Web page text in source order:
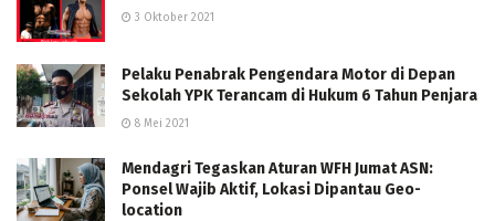
3 Oktober 2021
Pelaku Penabrak Pengendara Motor di Depan
Sekolah YPK Terancam di Hukum 6 Tahun Penjara
8 Mei 2021
Mendagri Tegaskan Aturan WFH Jumat ASN:
Ponsel Wajib Aktif, Lokasi Dipantau Geo-
location